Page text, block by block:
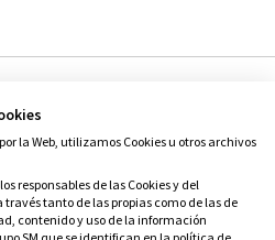
SM
la Web, utilizamos Cookies u otros archivos
responsables de las Cookies y del
tanto de las propias como de las de
contenido y uso de la información